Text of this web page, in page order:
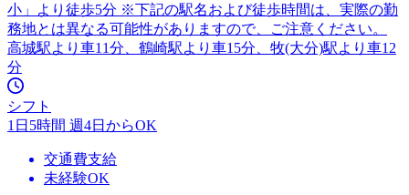
小」より徒歩5分 ※下記の駅名および徒歩時間は、実際の勤
務地とは異なる可能性がありますので、ご注意ください。
高城駅より車11分、鶴崎駅より車15分、牧(大分)駅より車12
分
シフト
1日5時間 週4日からOK
交通費支給
未経験OK